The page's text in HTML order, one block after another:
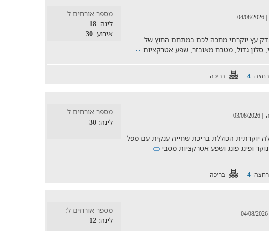
| 04/08/2026
עץ יוקרתי מחכה לכם במתחם החוץ של
סלון גדול, מטבח מאובזר, שפע אטרקציות
מספר אורחים ל:
לינה:18
אירוע:30
4 בריכה
| 03/08/2026
יוקרתית הכוללת בריכת שחייה ענקית עם מפל
ופינג פונג ושפע אטרקציות מסבי
מספר אורחים ל:
לינה:30
4 בריכה
|
מספר אורחים ל:
לינה:12